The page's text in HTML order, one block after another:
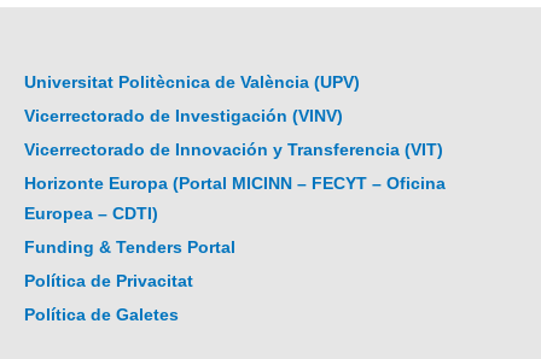
Universitat Politècnica de València (UPV)
Vicerrectorado de Investigación (VINV)
Vicerrectorado de Innovación y Transferencia (VIT)
Horizonte Europa (Portal MICINN – FECYT – Oficina
Europea – CDTI)
Funding & Tenders Portal
Política de Privacitat
Política de Galetes